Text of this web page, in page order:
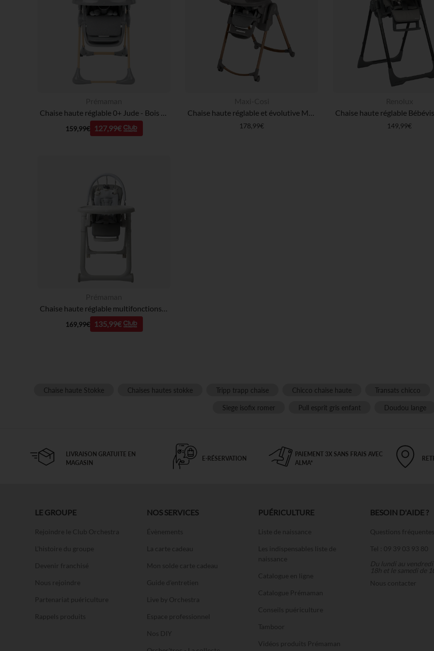
Chaise haute réglable 0+ Jude - Bois et Gris
159,99€ 127,99€
Chaise haute réglable et évolutive Minla Plus elegance graphite
178,99€ 149,99€
Chaise haute réglable multifonctions Harper gris
169,99€ 135,99€
Chaise haute Stokke Chaises hautes stokke Tripp trapp chaise Chicco chaise haute Transats chicco
Siege isofix romer
Pull esprit gris enfant Doudou lange
LIVRAISON GRATUITE EN
MAGASIN
E-RÉSERVATION
PAIEMENT 3X SANS FRAIS AVEC
ALMA*
LE GROUPE
Rejoindre le Club Orchestra
L'histoire du groupe
Devenir franchisé
Nous rejoindre
Partenariat puériculture
Rappels produits
NOS SERVICES
Évènements
La carte cadeau
Mon solde carte cadeau
Guide d'entretien
Live by Orchestra
Espace professionnel
Nos DIY
PUÉRICULTURE
Liste de naissance
Les indispensables liste de
naissance
Catalogue en ligne
Catalogue Prémaman
Conseils puériculture
Tamboor
Vidéos produits Prémaman
BESOIN D'AIDE ?
Questions fréquentes
Tel : 09 39 03 93 80
Du lundi au vendredi
18h et le samedi de
Nous contacter